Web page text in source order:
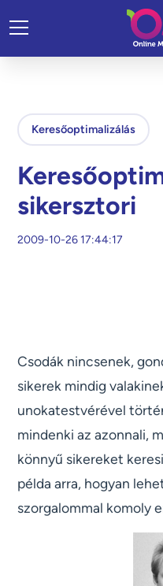
Keresőoptimalizálás
sikersztori
2009-10-26 17:44:17
Csodák nincsenek,
sikerek mindig
unokatestvérével
mindenki az azonnali,
könnyű sikereket
példa arra, hogyan
szorgalommal komoly